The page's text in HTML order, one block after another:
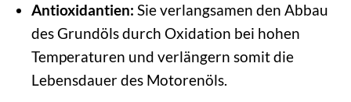
Antioxidantien: Sie verlangsamen den Abbau
des Grundöls durch Oxidation bei hohen
Temperaturen und verlängern somit die
Lebensdauer des Motorenöls.